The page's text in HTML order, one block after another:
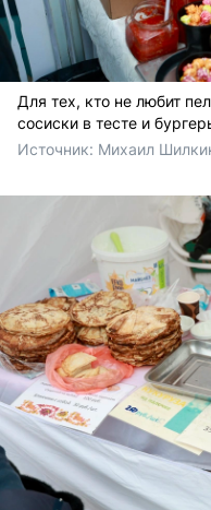
Для тех, кто не любит
сосиски в тесте и
Источник: Михаил